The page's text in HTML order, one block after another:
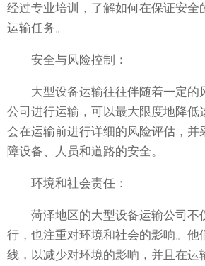
经过专业培训，了解如何在保证安全
运输任务。
安全与风险控制：
大型设备运输往往伴随着一定的
公司进行运输，可以最大限度地降低
会在运输前进行详细的风险评估，并
障设备、人员和道路的安全。
环境和社会责任：
菏泽地区的大型设备运输公司不
行，也注重对环境和社会的影响。他
线，以减少对环境的影响，并且在运